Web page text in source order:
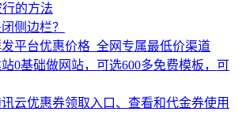
行的方法
侧边栏？
平台优惠价格_全网专属最低价渠道
0基础做网站，可选600多免费模板，可
云优惠券领取入口、查看和代金券使用